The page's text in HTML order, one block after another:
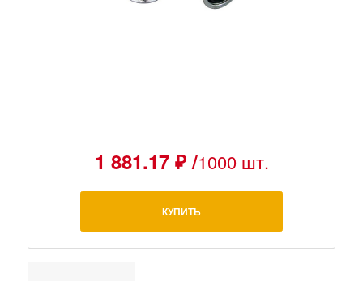
1 881.17 ₽ /1000 шт.
КУПИТЬ